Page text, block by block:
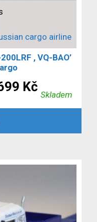
cargo airline
, VQ-BAO’
Kč
cena
Skladem